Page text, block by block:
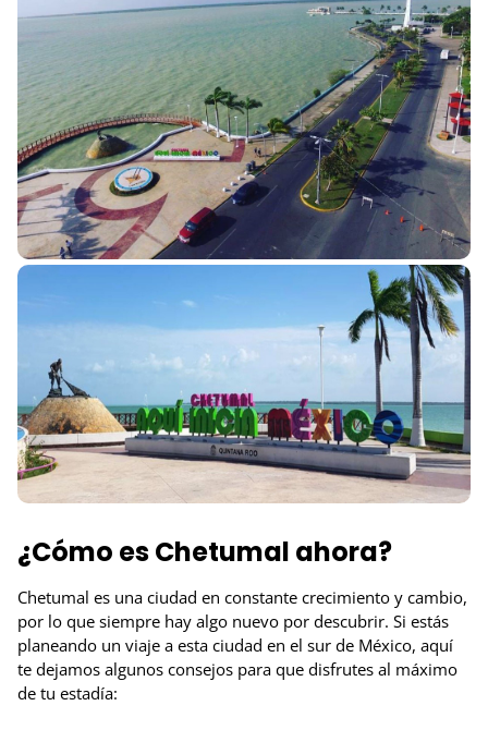
¿Cómo es Chetumal ahora?
Chetumal es una ciudad en constante crecimiento y cambio,
por lo que siempre hay algo nuevo por descubrir. Si estás
planeando un viaje a esta ciudad en el sur de México, aquí
te dejamos algunos consejos para que disfrutes al máximo
de tu estadía: